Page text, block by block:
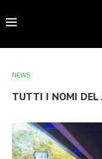
NEWS
TUTTI I NOMI DEL